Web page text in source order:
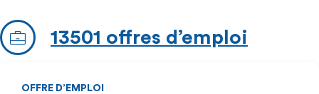
13501 offres d’emploi
OFFRE D’EMPLOI